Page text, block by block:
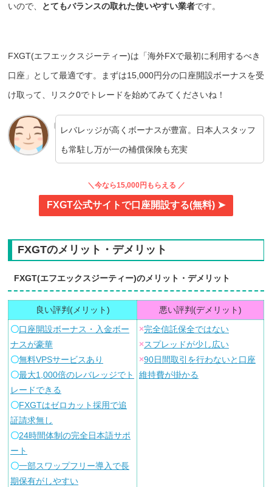
いので、
とてもバランスの取れた使いやすい業者です。
FXGT(エフエックスジーティー)は「海外FXで最初に利用するべき
口座」として最適です。まずは15,000円分の口座開設ボーナスを受
け取って、リスク0でトレードを始めてみてくださいね！
レバレッジが高くボーナスが豊富。日本人スタッフ
も常駐し万が一の補償保険も充実
＼今なら15,000円もらえる ／
FXGT公式サイトで口座開設する(無料) ➤
FXGTのメリット・デメリット
FXGT(エフエックスジーティー)のメリット・デメリット
良い評判(メリット)
悪い評判(デメリット)
〇口座開設ボーナス・入金ボー
ナスが豪華
〇無料VPSサービスあり
〇最大1,000倍のレバレッジでト
レードできる
〇FXGTはゼロカット採用で追
証請求無し
〇24時間体制の完全日本語サポ
ート
〇一部スワップフリー導入で長
期保有がしやすい
×完全信託保全ではない
×スプレッドが少し広い
×90日間取引を行わないと口座
維持費が掛かる